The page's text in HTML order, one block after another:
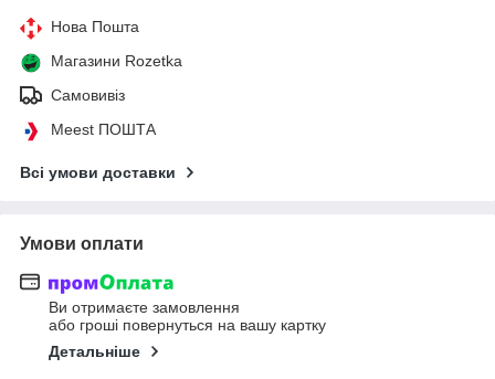
Нова Пошта
Магазини Rozetka
Самовивіз
Meest ПОШТА
Всі умови доставки
Умови оплати
Ви отримаєте замовлення
або гроші повернуться на вашу картку
Детальніше